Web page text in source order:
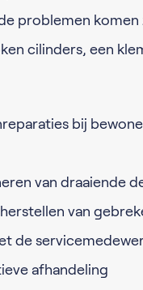
problemen komen
cilinders, een
bij
van draaiende
van
de
afhandeling